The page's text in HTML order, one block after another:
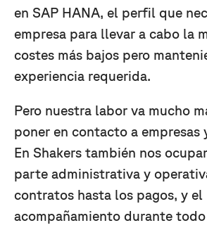
en SAP HANA, el perfil que
empresa para llevar a cabo la
costes más bajos pero
experiencia requerida.
Pero nuestra labor va mucho
poner en contacto a empresas
En Shakers también nos
parte administrativa y
contratos hasta los pagos, y el
acompañamiento durante